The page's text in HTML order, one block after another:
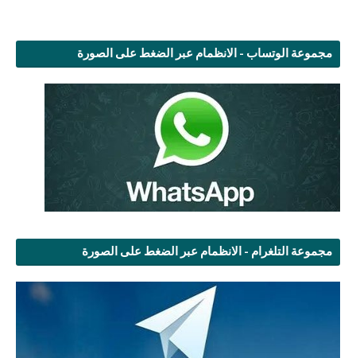
مجموعة الوتساب - الانظمام عبر الضغط على الصورة
مجموعة التلغرام - الانظمام عبر الضغط على الصورة